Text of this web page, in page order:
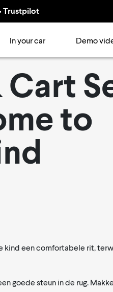
Trustpilot
In your car Demo
to
een comfortabele rit,
goede steun in de rug.